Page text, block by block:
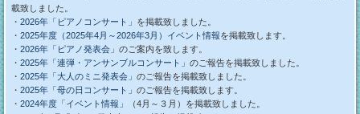
載致しました。
・ 2026年「ピアノコンサート」 を掲載致しました。
・2025年度（2025年4月～2026年3月）イベント情報を掲載致します。
・ 2026年「ピアノ発表会」 のご案内を致します。
・ 2025年「連弾・アンサンブルコンサート」 のご報告を掲載致しました。
・ 2025年「大人のミニ発表会」 のご報告を掲載致しました。
・ 2025年「母の日コンサート」 のご報告を掲載致します。
・ 2024年度「イベント情報」
（4月～３月）を掲載致しました。